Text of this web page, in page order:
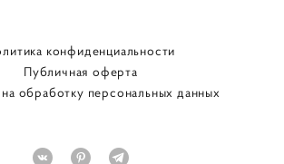
конфиденциальности
Публичная оферта
обработку персональных данных